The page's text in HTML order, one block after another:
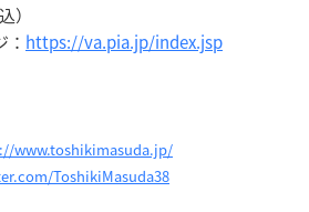
）
https://va.pia.jp/index.jsp
www.toshikimasuda.jp/
ToshikiMasuda38